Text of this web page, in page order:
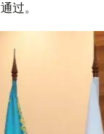
过。